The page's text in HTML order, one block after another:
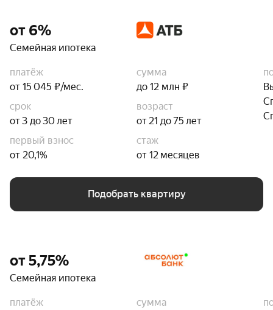
от 6%
Семейная ипотека
платёж
от 15 045 ₽/мес.
сумма
до 12 млн ₽
срок
от 3 до 30 лет
возраст
от 21 до 75 лет
первый взнос
от 20,1%
стаж
от 12 месяцев
Подобрать квартиру
от 5,75%
Семейная ипотека
платёж
сумма